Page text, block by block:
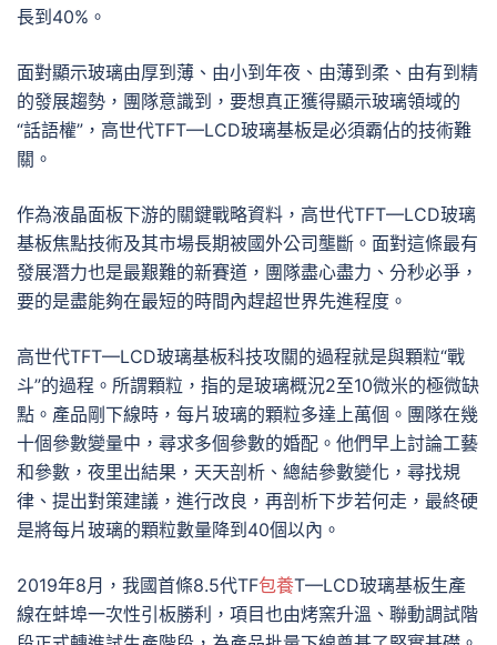
長到40%。
面對顯示玻璃由厚到薄、由小到年夜、由薄到柔、由有到精
的發展趨勢，團隊意識到，要想真正獲得顯示玻璃領域的
“話語權”，高世代TFT—LCD玻璃基板是必須霸佔的技術難
關。
作為液晶面板下游的關鍵戰略資料，高世代TFT—LCD玻璃
基板焦點技術及其市場長期被國外公司壟斷。面對這條最有
發展潛力也是最艱難的新賽道，團隊盡心盡力、分秒必爭，
要的是盡能夠在最短的時間內趕超世界先進程度。
高世代TFT—LCD玻璃基板科技攻關的過程就是與顆粒“戰
斗”的過程。所謂顆粒，指的是玻璃概況2至10微米的極微缺
點。產品剛下線時，每片玻璃的顆粒多達上萬個。團隊在幾
十個參數變量中，尋求多個參數的婚配。他們早上討論工藝
和參數，夜里出結果，天天剖析、總結參數變化，尋找規
律、提出對策建議，進行改良，再剖析下步若何走，最終硬
是將每片玻璃的顆粒數量降到40個以內。
2019年8月，我國首條8.5代TF包養T—LCD玻璃基板生產
線在蚌埠一次性引板勝利，項目也由烤窯升溫、聯動調試階